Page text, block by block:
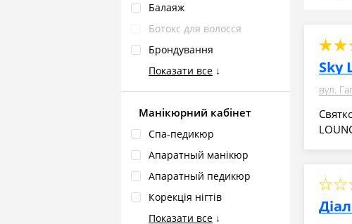
Балаяж
Ботокс для волосся
Брондування
Показати все ↓
Манікюрний кабінет
Cпа‑педикюр
Апаратный манікюр
Апаратный педикюр
Корекція нігтів
Показати все ↓
Sky
вул.